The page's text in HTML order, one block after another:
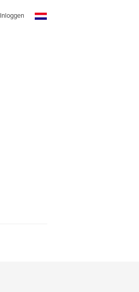
Inloggen